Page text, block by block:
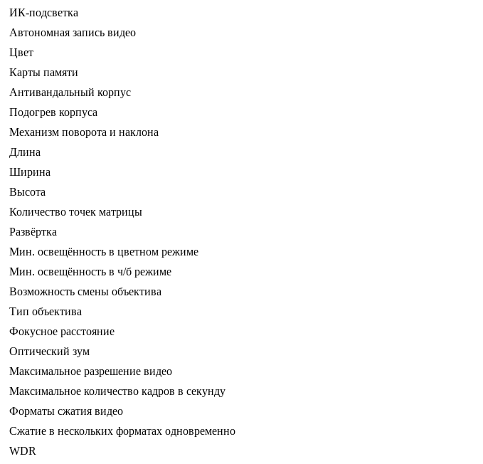
ИК-подсветка
Автономная запись видео
Цвет
Карты памяти
Антивандальный корпус
Подогрев корпуса
Механизм поворота и наклона
Длина
Ширина
Высота
Количество точек матрицы
Развёртка
Мин. освещённость в цветном режиме
Мин. освещённость в ч/б режиме
Возможность смены объектива
Тип объектива
Фокусное расстояние
Оптический зум
Максимальное разрешение видео
Максимальное количество кадров в секунду
Форматы сжатия видео
Сжатие в нескольких форматах одновременно
WDR